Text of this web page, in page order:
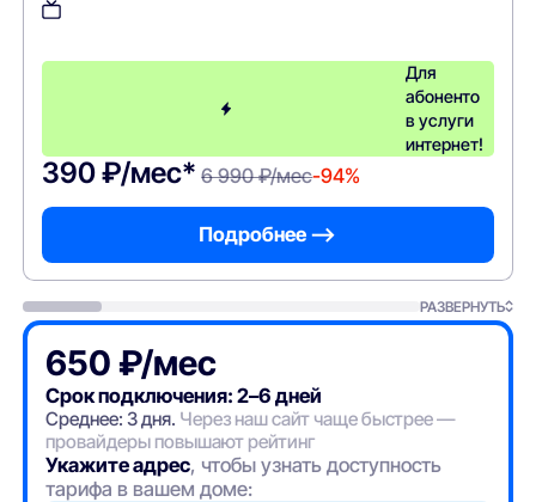
Для
абоненто
в услуги
интернет!
390 ₽/мес* 6 990 ₽/мес-94%
Подробнее —>
РАЗВЕРНУТЬ
650 ₽/мес
Срок подключения: 2–6 дней
Среднее: 3 дня. Через наш сайт чаще быстрее —
провайдеры повышают рейтинг
Укажите адрес, чтобы узнать доступность
тарифа в вашем доме: